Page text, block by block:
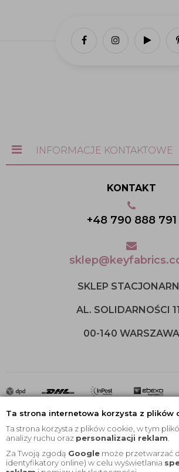
Ta strona internetowa korzysta z plików
Ta strona korzysta z plików cookie, w tym
analizy ruchu oraz personalizacji reklam
Za Twoją zgodą Google może przetwarzać
identyfikatory online) w celu wyświetlania
INFORMACJE KONTAKTOWE
KONTAKT
+48 790 888 791
SKLEP
AL. SOLIDARNOŚCI
00-140 WARSZAWA
2020 © Wszelkie Prawa Zastrzeżone |